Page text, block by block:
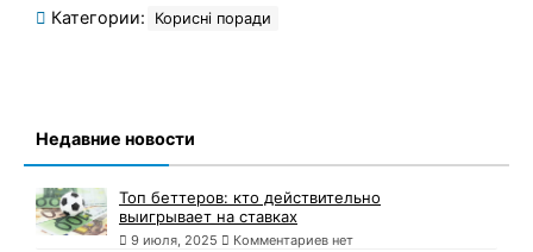
Категории: Корисні поради
Недавние новости
Топ беттеров: кто действительно
выигрывает на ставках
9 июля, 2025 Комментариев нет